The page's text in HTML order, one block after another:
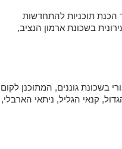
אלף שקל עבור הכנת תוכניות להתחדשות
בשכונת ארמון הנציב,
ציבורי בשכונת גוננים, המתוכנן לקום
קנאי הגליל, ניתאי הארבלי,